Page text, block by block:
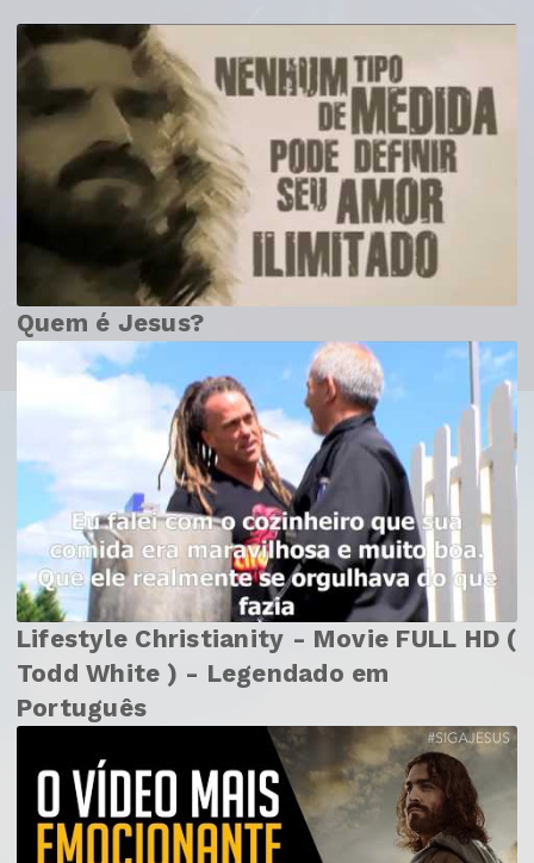
Quem é Jesus?
Lifestyle Christianity - Movie FULL HD (
Todd White ) - Legendado em
Português